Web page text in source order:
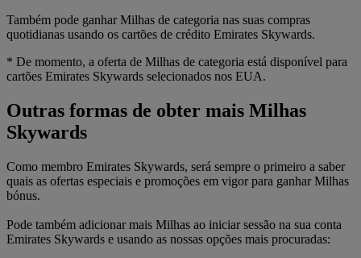
Também pode ganhar Milhas de categoria nas suas compras
quotidianas usando os cartões de crédito Emirates Skywards.
* De momento, a oferta de Milhas de categoria está disponível para
cartões Emirates Skywards selecionados nos EUA.
Outras formas de obter mais Milhas
Skywards
Como membro Emirates Skywards, será sempre o primeiro a saber
quais as ofertas especiais e promoções em vigor para ganhar Milhas
bónus.
Pode também adicionar mais Milhas ao iniciar sessão na sua conta
Emirates Skywards e usando as nossas opções mais procuradas: